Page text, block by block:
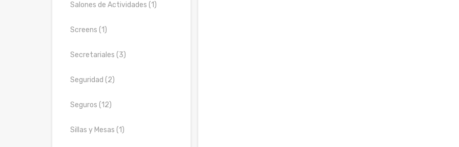
Salones de Actividades (1)
Screens (1)
Secretariales (3)
Seguridad (2)
Seguros (12)
Sillas y Mesas (1)